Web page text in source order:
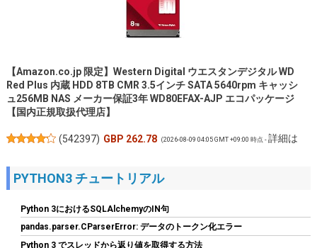
【Amazon.co.jp 限定】Western Digital ウエスタンデジタル WD
Red Plus 内蔵 HDD 8TB CMR 3.5インチ SATA 5640rpm キャッシ
ュ256MB NAS メーカー保証3年 WD80EFAX-AJP エコパッケージ
【国内正規取扱代理店】
(542397) GBP 262.78 (2026-08-09 04:05 GMT +09:00 時点 -詳細は
PYTHON3 チュートリアル
Python 3におけるSQLAlchemyのIN句
pandas.parser.CParserError: データのトークン化エラー
Python 3 でスレッドから返り値を取得する方法